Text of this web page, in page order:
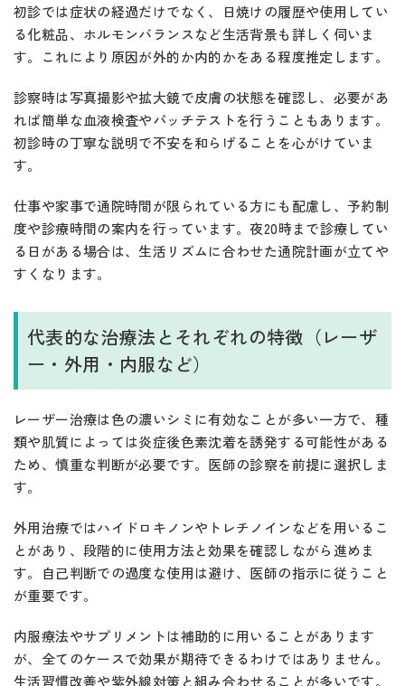
初診では症状の経過だけでなく、日焼けの履歴や使用してい
る化粧品、ホルモンバランスなど生活背景も詳しく伺いま
す。これにより原因が外的か内的かをある程度推定します。
診察時は写真撮影や拡大鏡で皮膚の状態を確認し、必要があ
れば簡単な血液検査やパッチテストを行うこともあります。
初診時の丁寧な説明で不安を和らげることを心がけていま
す。
仕事や家事で通院時間が限られている方にも配慮し、予約制
度や診療時間の案内を行っています。夜20時まで診療してい
る日がある場合は、生活リズムに合わせた通院計画が立てや
すくなります。
代表的な治療法とそれぞれの特徴（レーザ
ー・外用・内服など）
レーザー治療は色の濃いシミに有効なことが多い一方で、種
類や肌質によっては炎症後色素沈着を誘発する可能性がある
ため、慎重な判断が必要です。医師の診察を前提に選択しま
す。
外用治療ではハイドロキノンやトレチノインなどを用いるこ
とがあり、段階的に使用方法と効果を確認しながら進めま
す。自己判断での過度な使用は避け、医師の指示に従うこと
が重要です。
内服療法やサプリメントは補助的に用いることがあります
が、全てのケースで効果が期待できるわけではありません。
生活習慣改善や紫外線対策と組み合わせることが多いです。